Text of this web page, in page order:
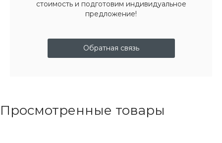
стоимость и подготовим индивидуальное
предложение!
Обратная связь
Просмотренные товары